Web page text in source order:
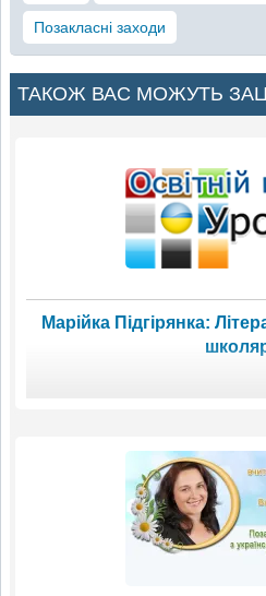
Позакласні заходи
ТАКОЖ ВАС МОЖУТЬ
Марійка Підгірянка: